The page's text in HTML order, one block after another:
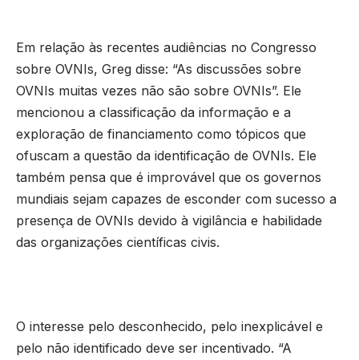
Em relação às recentes audiências no Congresso
sobre OVNIs, Greg disse: “As discussões sobre
OVNIs muitas vezes não são sobre OVNIs”. Ele
mencionou a classificação da informação e a
exploração de financiamento como tópicos que
ofuscam a questão da identificação de OVNIs. Ele
também pensa que é improvável que os governos
mundiais sejam capazes de esconder com sucesso a
presença de OVNIs devido à vigilância e habilidade
das organizações científicas civis.
O interesse pelo desconhecido, pelo inexplicável e
pelo não identificado deve ser incentivado. “A